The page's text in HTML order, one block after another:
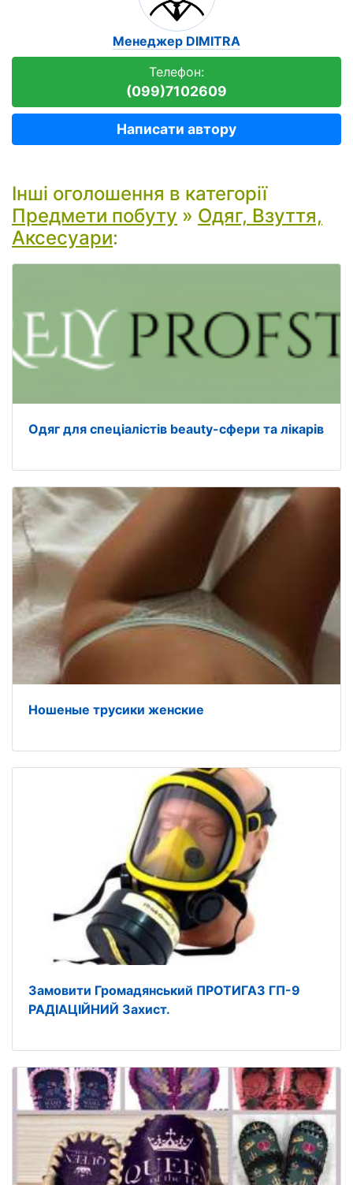
Менеджер DIMITRA
Телефон:
(099)7102609
Написати автору
Інші оголошення в категорії
Предмети побуту » Одяг, Взуття,
Аксесуари:
Одяг для спеціалістів beauty-сфери та лікарів
Ношеные трусики женские
Замовити Громадянський ПРОТИГАЗ ГП-9
РАДІАЦІЙНИЙ Захист.